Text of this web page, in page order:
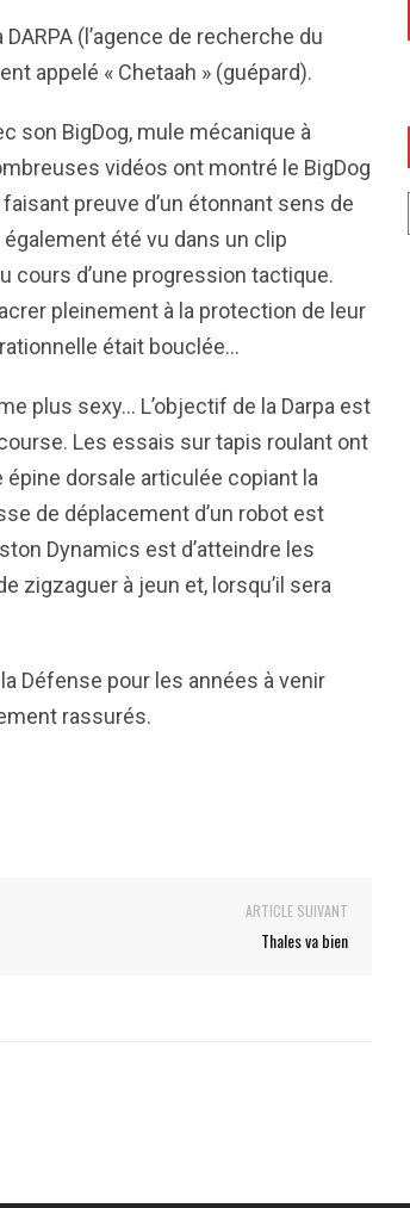
(l’agence de recherche du
appelé « Chetaah » (guépard).
son BigDog, mule mécanique à
vidéos ont montré le BigDog
preuve d’un étonnant sens de
également été vu dans un clip
cours d’une progression tactique.
pleinement à la protection de leur
était bouclée…
plus sexy… L’objectif de la Darpa est
Les essais sur tapis roulant ont
dorsale articulée copiant la
de déplacement d’un robot est
Dynamics est d’atteindre les
zigzaguer à jeun et, lorsqu’il sera
Défense pour les années à venir
rassurés.
ARTICLE SUIVANT
Thales va bien